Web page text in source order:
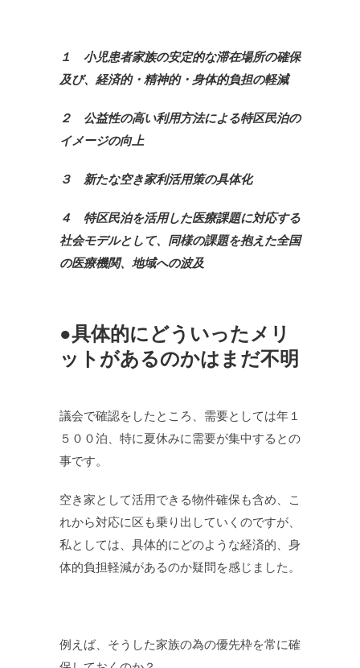
１ 小児患者家族の安定的な滞在場所の確保
及び、経済的・精神的・身体的負担の軽減
２ 公益性の高い利用方法による特区民泊の
イメージの向上
３ 新たな空き家利活用策の具体化
４ 特区民泊を活用した医療課題に対応する
社会モデルとして、同様の課題を抱えた全国
の医療機関、地域への波及
●具体的にどういったメリ
ットがあるのかはまだ不明
議会で確認をしたところ、需要としては年１
５００泊、特に夏休みに需要が集中するとの
事です。
空き家として活用できる物件確保も含め、こ
れから対応に区も乗り出していくのですが、
私としては、具体的にどのような経済的、身
体的負担軽減があるのか疑問を感じました。
例えば、そうした家族の為の優先枠を常に確